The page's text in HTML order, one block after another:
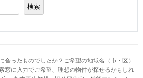
検索
合ったものでしたか？ご希望の地域名（市・区）
窓に入力でご希望、理想の物件が探せるかもしれ